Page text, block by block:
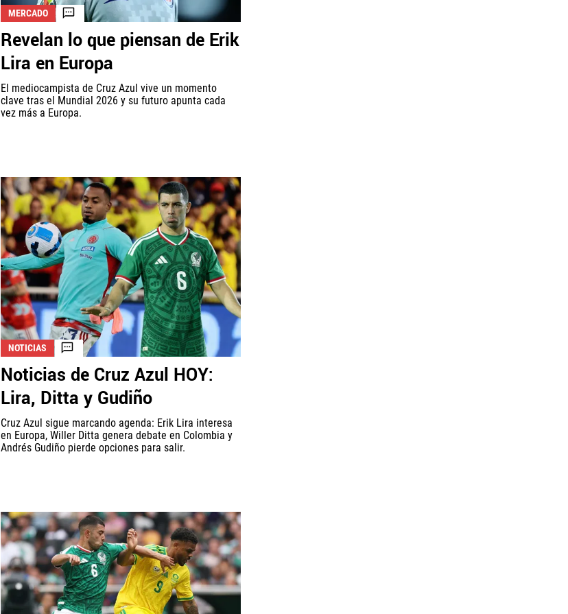
MERCADO
Revelan lo que piensan de Erik
Lira en Europa
El mediocampista de Cruz Azul vive un momento
clave tras el Mundial 2026 y su futuro apunta cada
vez más a Europa.
NOTICIAS
Noticias de Cruz Azul HOY:
Lira, Ditta y Gudiño
Cruz Azul sigue marcando agenda: Erik Lira interesa
en Europa, Willer Ditta genera debate en Colombia y
Andrés Gudiño pierde opciones para salir.